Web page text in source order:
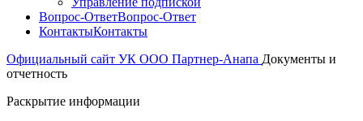
Вопрос-ОтветВопрос-Ответ
КонтактыКонтакты
Официальный сайт УК ООО Партнер-Анапа Документы и
отчетность
Раскрытие информации